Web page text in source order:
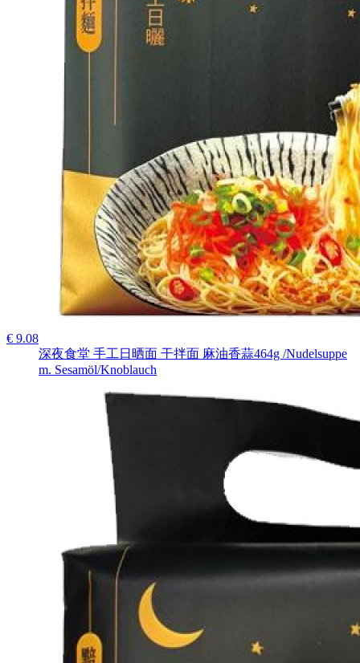
€ 9.08
深夜食堂 手工日晒面 干拌面 麻油香蒜464g /Nudelsuppe
m. Sesamöl/Knoblauch